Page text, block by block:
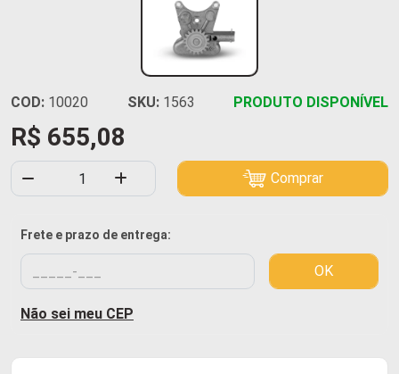
COD: 10020 SKU: 1563 PRODUTO DISPONÍVEL
R$ 655,08
Comprar
Frete e prazo de entrega:
OK
Não sei meu CEP